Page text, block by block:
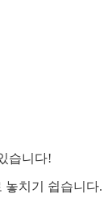
습니다!
놓치기 쉽습니다.